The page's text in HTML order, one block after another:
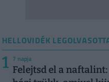
HELLOVIDÉK
1 7 napja
Felejtsd el a